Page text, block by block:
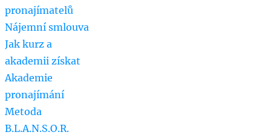
pronajímatelů
Nájemní smlouva
Jak kurz a
akademii získat
Akademie
pronajímání
Metoda
B.L.A.N.S.O.R.